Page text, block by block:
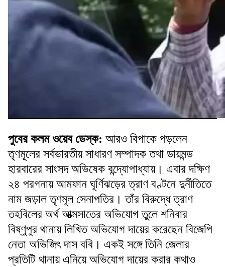
পুবের কলম ওয়েব ডেস্ক: আরও বিপাকে পড়লেন
তৃণমূলের সর্বভারতীয় সাধারণ সম্পাদক তথা ডায়মন্ড
হারবারের সাংসদ অভিষেক বন্দ্যোপাধ্যায়। এবার দক্ষিণ
২৪ পরগনায় আমফান ঘূর্ণিঝড়ের ত্রাণ বণ্টনে দুর্নীতিতে
নাম জড়াল তৃণমূল সেনাপতির। তাঁর বিরুদ্ধে ত্রাণ
তহবিলের অর্থ আত্মসাতের অভিযোগ তুলে শনিবার
বিষ্ণুপুর থানায় লিখিত অভিযোগ দায়ের করেছেন বিজেপি
নেতা অভিজিৎ দাস ববি। একই সঙ্গে তিনি জেলার
প্রতিটি থানায় এনিয়ে অভিযোগ দায়ের করার কথাও